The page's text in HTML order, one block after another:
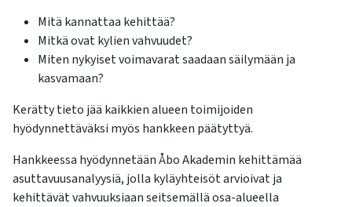
Mitä kannattaa kehittää?
Mitkä ovat kylien vahvuudet?
Miten nykyiset voimavarat saadaan säilymään ja
kasvamaan?
Kerätty tieto jää kaikkien alueen toimijoiden
hyödynnettäväksi myös hankkeen päätyttyä.
Hankkeessa hyödynnetään Åbo Akademin kehittämää
asuttavuusanalyysiä, jolla kyläyhteisöt arvioivat ja
kehittävät vahvuuksiaan seitsemällä osa-alueella